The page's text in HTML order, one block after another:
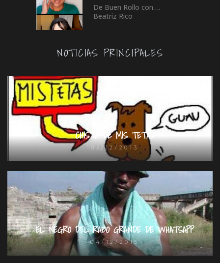
De Buen Rollo con….
Beatriz Rico
NOTICIAS PRINCIPALES
CHISTE DE MIS TETAS
05/12/2013
EL NEGRO DEL RABO GRANDE DE WHATSAPP
04/12/2015